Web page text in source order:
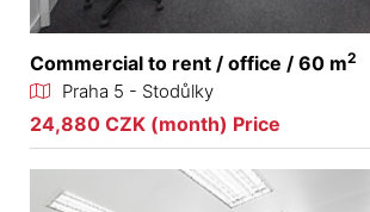
Commercial to rent / office / 60 m2
Praha 5 - Stodůlky
24,880 CZK (month) Price